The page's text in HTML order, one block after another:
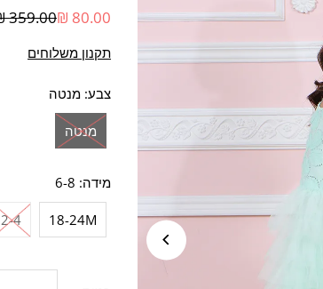
80.00 ₪
359.00 ₪
תקנון משלוחים
צבע: מנטה
מנטה
מידה: 6-8
18-24M
2-4